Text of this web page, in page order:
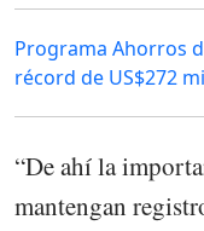
Programa Ahorros
récord de US$272
“De ahí la
mantengan